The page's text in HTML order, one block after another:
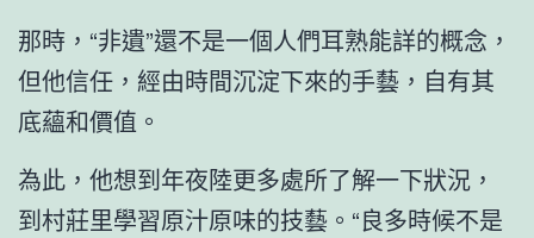
那時，“非遺”還不是一個人們耳熟能詳的概念，
但他信任，經由時間沉淀下來的手藝，自有其
底蘊和價值。
為此，他想到年夜陸更多處所了解一下狀況，
到村莊里學習原汁原味的技藝。“良多時候不是